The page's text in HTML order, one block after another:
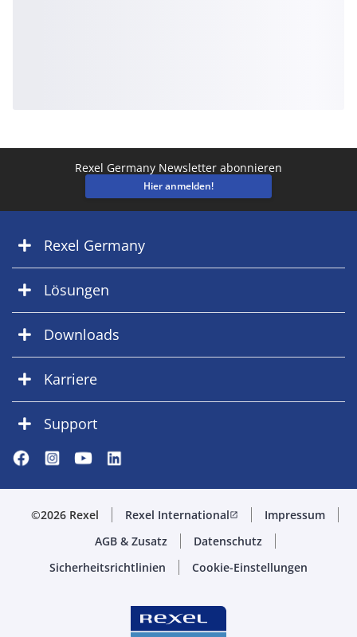
Rexel Germany Newsletter abonnieren
Hier anmelden!
Rexel Germany
Lösungen
Downloads
Karriere
Support
©2026 Rexel Rexel Internationalopen_in_new
Impressum
AGB & Zusatz
Datenschutz
Sicherheitsrichtlinien
Cookie-Einstellungen